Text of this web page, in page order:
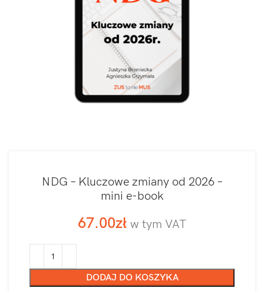
NDG – Kluczowe zmiany od 2026 –
mini e-book
67.00zł w tym VAT
DODAJ DO KOSZYKA